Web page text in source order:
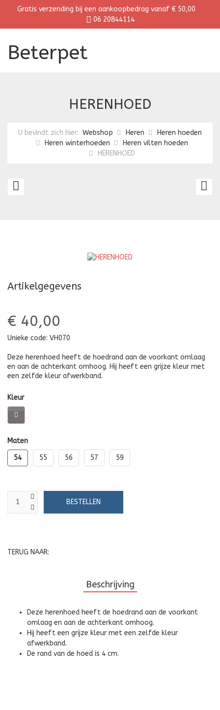
Gratis verzending bij een aankoopbedrag vanaf € 50,00
06 20844114
Beterpet
HERENHOED
U bevindt zich hier: Webshop Heren
Heren hoeden
Heren winterhoeden
Heren vilten hoeden
HERENHOED
Artikelgegevens
€ 40,00
Unieke code: VH070
Deze herenhoed heeft de hoedrand aan de voorkant omlaag
en aan de achterkant omhoog. Hij heeft een grijze kleur met
een zelfde kleur afwerkband.
Kleur
Maten
54
55 56 57 59
TERUG NAAR:
Beschrijving
Deze herenhoed heeft de hoedrand aan de voorkant
omlaag en aan de achterkant omhoog.
Hij heeft een grijze kleur met een zelfde kleur
afwerkband.
De rand van de hoed is 4 cm.